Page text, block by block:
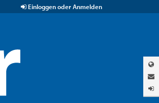
Einloggen oder Anmelden